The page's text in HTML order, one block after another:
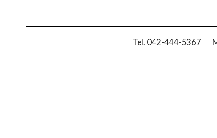
Tel. 042-444-5367